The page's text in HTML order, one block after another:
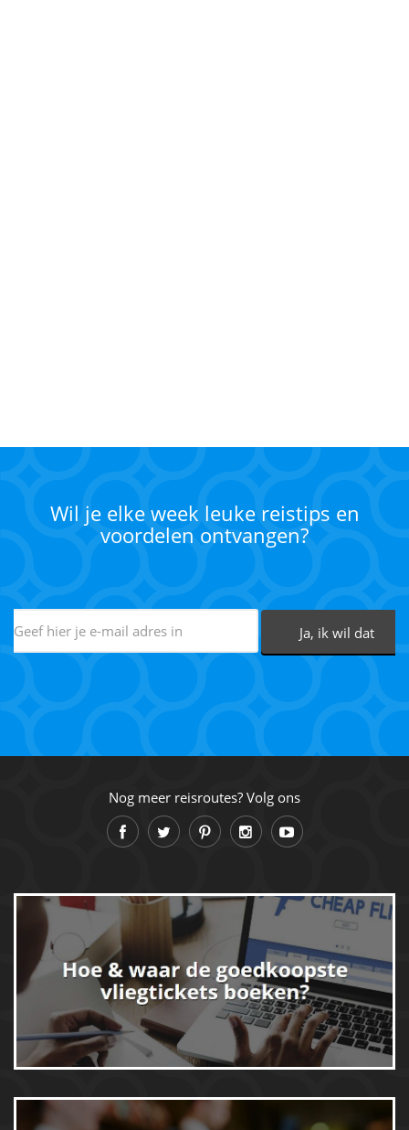
Wil je elke week leuke reistips en
voordelen ontvangen?
Nog meer reisroutes? Volg ons